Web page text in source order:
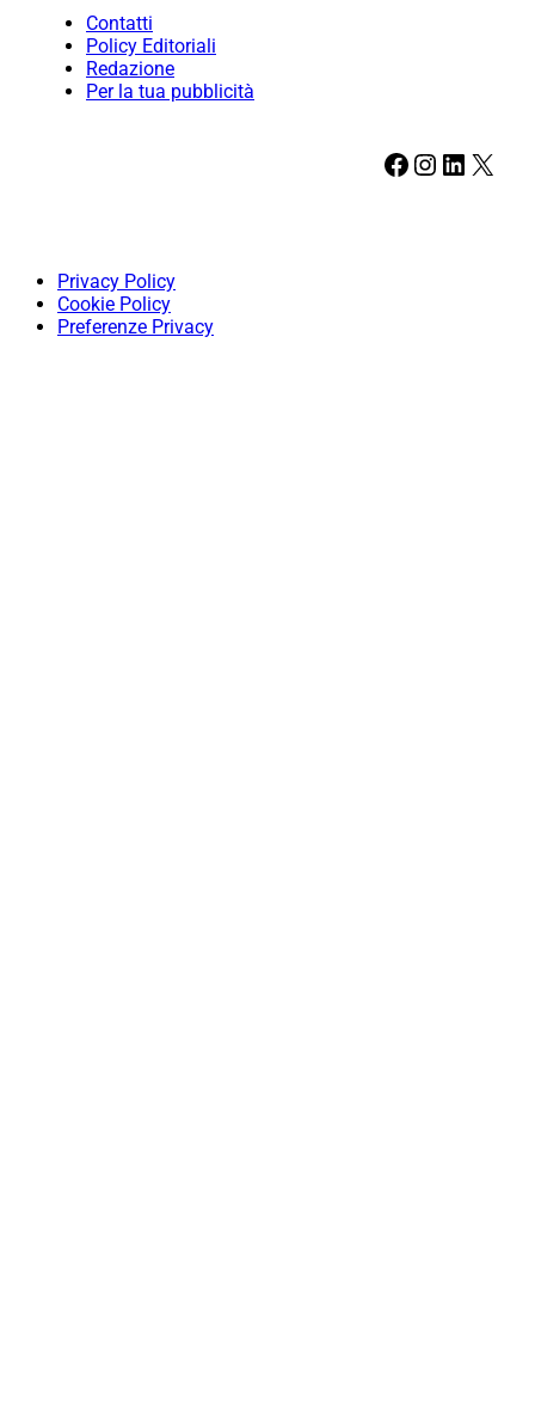
Contatti
Policy Editoriali
Redazione
Per la tua pubblicità
Facebook Instagram LinkedIn X
Privacy Policy
Cookie Policy
Preferenze Privacy